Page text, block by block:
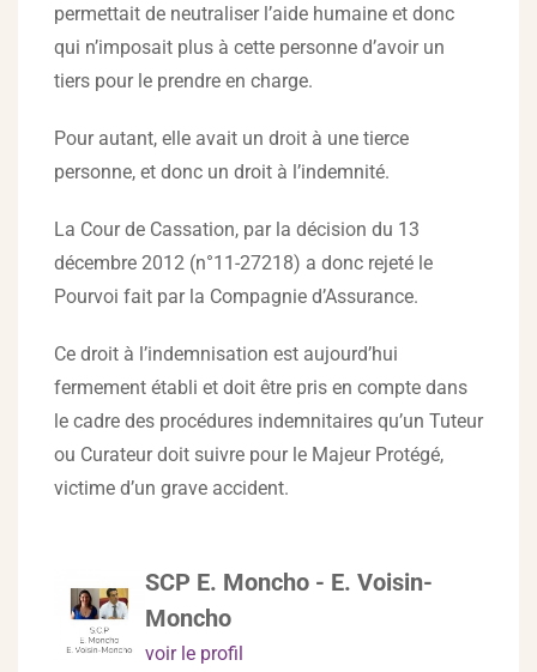
permettait de neutraliser l’aide humaine et donc
qui n’imposait plus à cette personne d’avoir un
tiers pour le prendre en charge.
Pour autant, elle avait un droit à une tierce
personne, et donc un droit à l’indemnité.
La Cour de Cassation, par la décision du 13
décembre 2012 (n°11-27218) a donc rejeté le
Pourvoi fait par la Compagnie d’Assurance.
Ce droit à l’indemnisation est aujourd’hui
fermement établi et doit être pris en compte dans
le cadre des procédures indemnitaires qu’un Tuteur
ou Curateur doit suivre pour le Majeur Protégé,
victime d’un grave accident.
SCP E. Moncho - E. Voisin-
Moncho
voir le profil